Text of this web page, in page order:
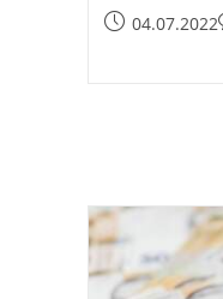
04.07.2022